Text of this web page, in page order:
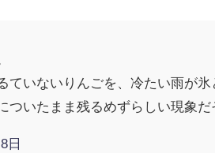
ていないりんごを、冷たい雨が
ついたまま残るめずらしい現象だ
日